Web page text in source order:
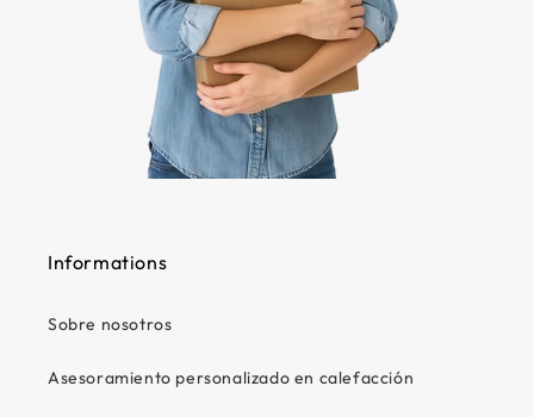
Informations
Sobre nosotros
Asesoramiento personalizado en calefacción